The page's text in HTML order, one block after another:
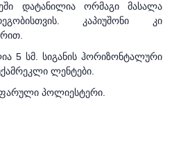
დატანილია ორმაგი მასალა
კაპიუშონი კი
5 სმ. სიგანის ჰორიზონტალური
ლენტები.
პოლიესტერი.